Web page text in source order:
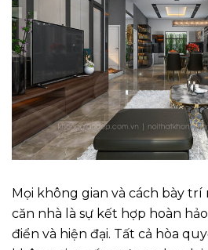
Mọi không gian và cách bày
căn nhà là sự kết hợp hoàn
điển và hiện đại. Tất cả hòa